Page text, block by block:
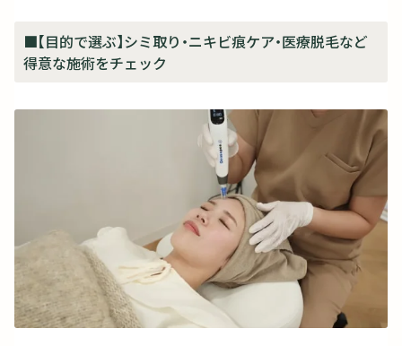
■【目的で選ぶ】シミ取り・ニキビ痕ケア・医療脱毛など
得意な施術をチェック